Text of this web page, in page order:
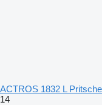
ACTROS 1832 L
14